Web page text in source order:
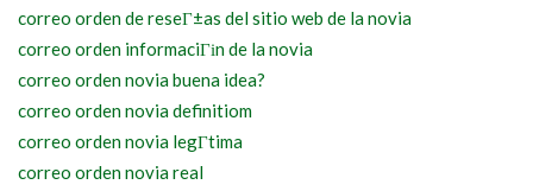
correo orden de reseГ±as del sitio web de la novia
correo orden informaciГіn de la novia
correo orden novia buena idea?
correo orden novia definitiom
correo orden novia legГ­tima
correo orden novia real